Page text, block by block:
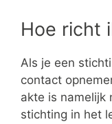
Hoe richt
Als je een
contact
akte is namelijk
stichting in het